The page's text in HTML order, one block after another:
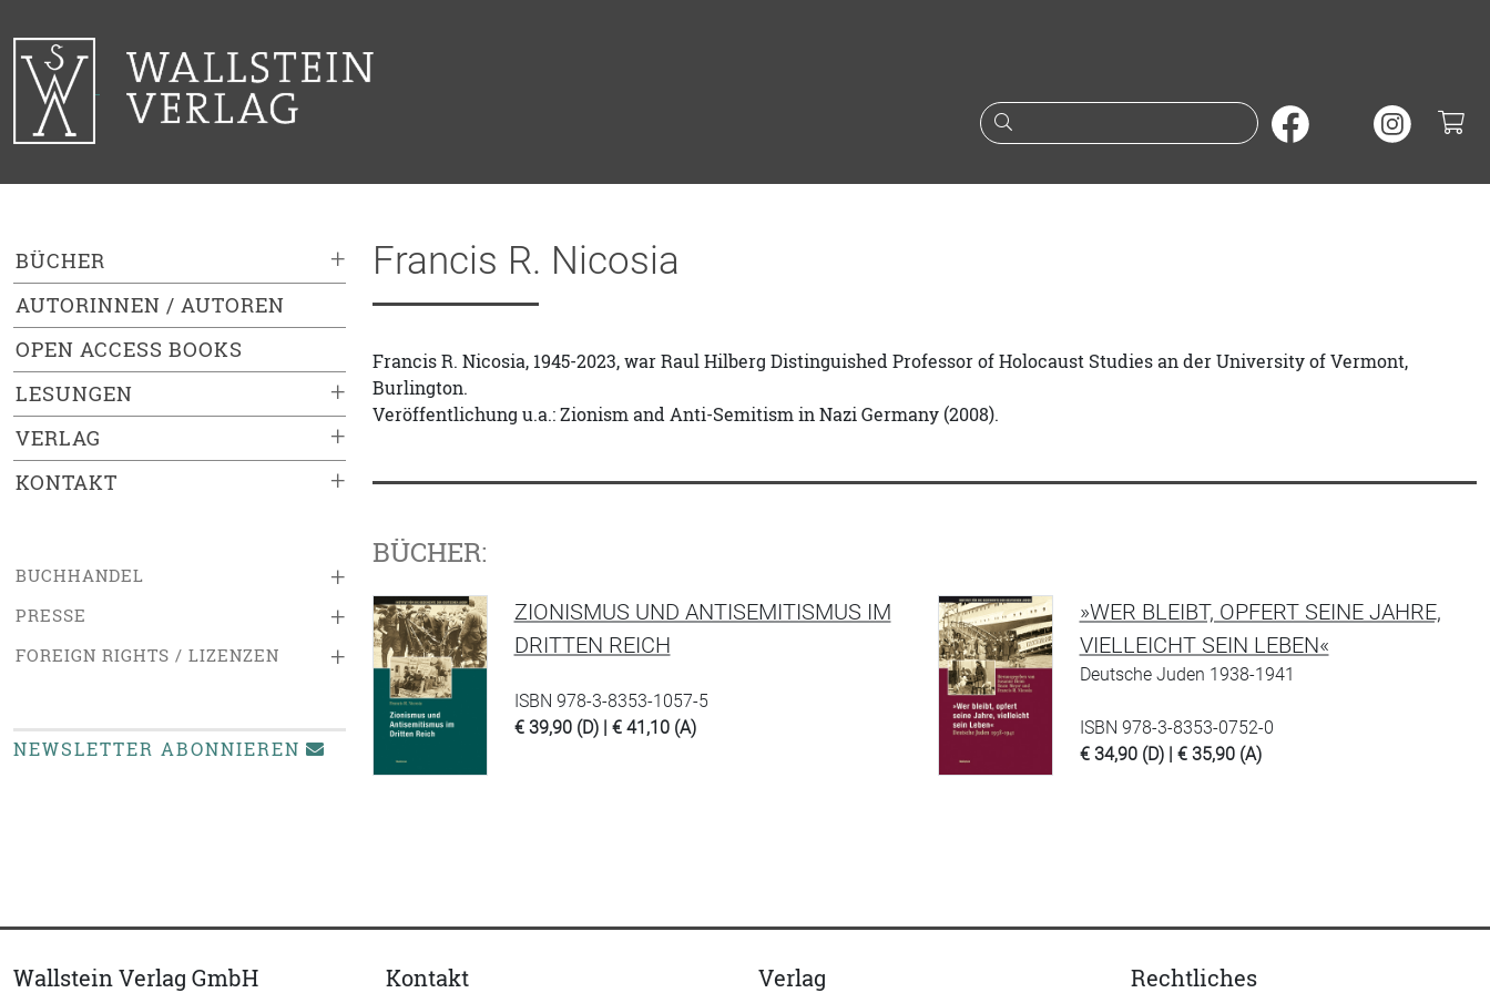
Suche nach Büchern oder
+
BÜCHER
AUTORINNEN / AUTOREN
OPEN ACCESS BOOKS
+
LESUNGEN
+
VERLAG
+
KONTAKT
+
BUCHHANDEL
+
PRESSE
+
FOREIGN RIGHTS / LIZENZEN
NEWSLETTER ABONNIEREN
Francis R. Nicosia
Francis R. Nicosia, 1945-2023, war Raul Hilberg Distinguished Professor of Holocaust Studies an der University of Vermont,
Burlington.
Veröffentlichung u.a.: Zionism and Anti-Semitism in Nazi Germany (2008).
BÜCHER:
ZIONISMUS UND ANTISEMITISMUS IM
DRITTEN REICH
ISBN 978-3-8353-1057-5
€ 39,90 (D) | € 41,10 (A)
»WER BLEIBT, OPFERT SEINE JAHRE,
VIELLEICHT SEIN LEBEN«
Deutsche Juden 1938-1941
ISBN 978-3-8353-0752-0
€ 34,90 (D) | € 35,90 (A)
Wallstein Verlag GmbH Kontakt Verlag Rechtliches